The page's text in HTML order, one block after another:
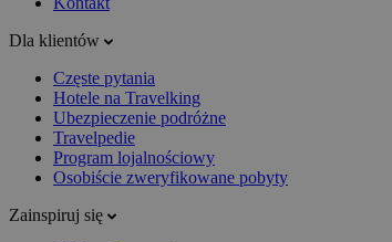
Dla klientów
Częste pytania
Hotele na Travelking
Ubezpieczenie podróżne
Travelpedie
Program lojalnościowy
Osobiście zweryfikowane pobyty
Zainspiruj się